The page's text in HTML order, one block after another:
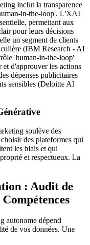
inclut la transparence
in-the-loop'. L'XAI
permettant aux
pour leurs décisions
un segment de clients
(IBM Research - AI
'human-in-the-loop'
et d'approuver les actions
dépenses publicitaires
sensibles (Deloitte AI
soulève des
des plateformes qui
les biais et qui
et respectueux. La
: Audit de
autonome dépend
de vos données. Une